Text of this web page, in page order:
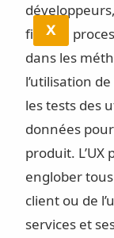
X
finaux,
dans les
l’utilisation
les tests des
données
produit.
englober
client ou de
services et